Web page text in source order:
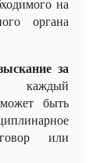
на
органа
за
быть
или